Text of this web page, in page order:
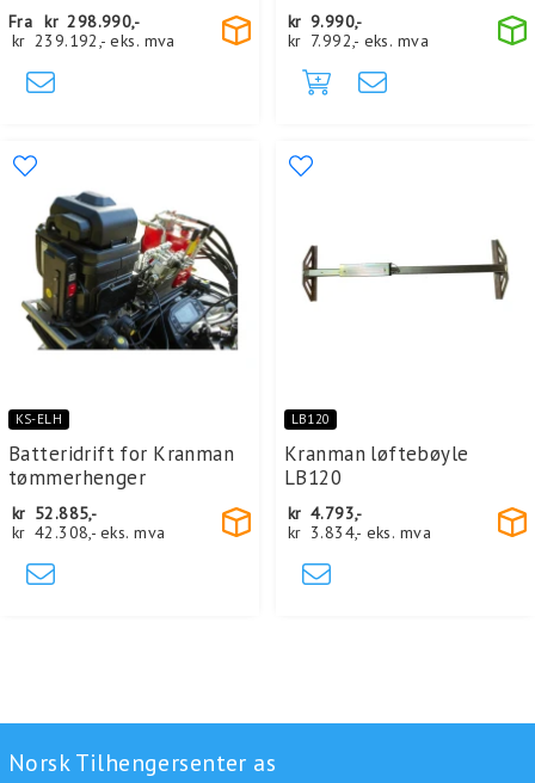
Fra kr 298.990,-
kr 239.192,- eks. mva
kr 9.990,-
kr 7.992,- eks. mva
KS-ELH
Batteridrift for Kranman
tømmerhenger
kr 52.885,-
kr 42.308,- eks. mva
LB120
Kranman løftebøyle
LB120
kr 4.793,-
kr 3.834,- eks. mva
Norsk Tilhengersenter as